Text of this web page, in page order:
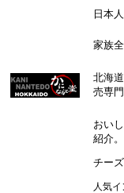
日本
家族
北海
売専
おい
紹介。
チー
人気